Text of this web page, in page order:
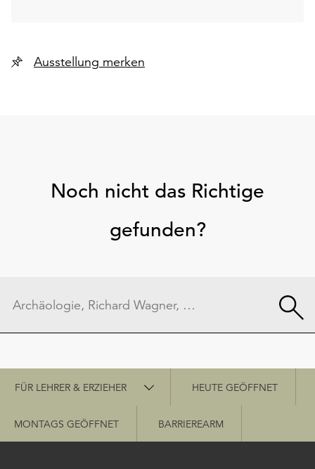
Ausstellung merken
Noch nicht das Richtige
gefunden?
Schnellzugriff
FÜR LEHRER & ERZIEHER HEUTE GEÖFFNET
MONTAGS GEÖFFNET BARRIEREARM